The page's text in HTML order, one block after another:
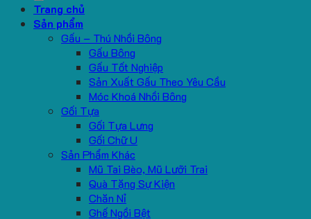
Trang chủ
Sản phẩm
Gấu – Thú Nhồi Bông
Gấu Bông
Gấu Tốt Nghiệp
Sản Xuất Gấu Theo Yêu Cầu
Móc Khoá Nhồi Bông
Gối Tựa
Gối Tựa Lưng
Gối Chữ U
Sản Phẩm Khác
Mũ Tai Bèo, Mũ Lưỡi Trai
Quà Tặng Sự Kiện
Chăn Nỉ
Ghế Ngồi Bệt